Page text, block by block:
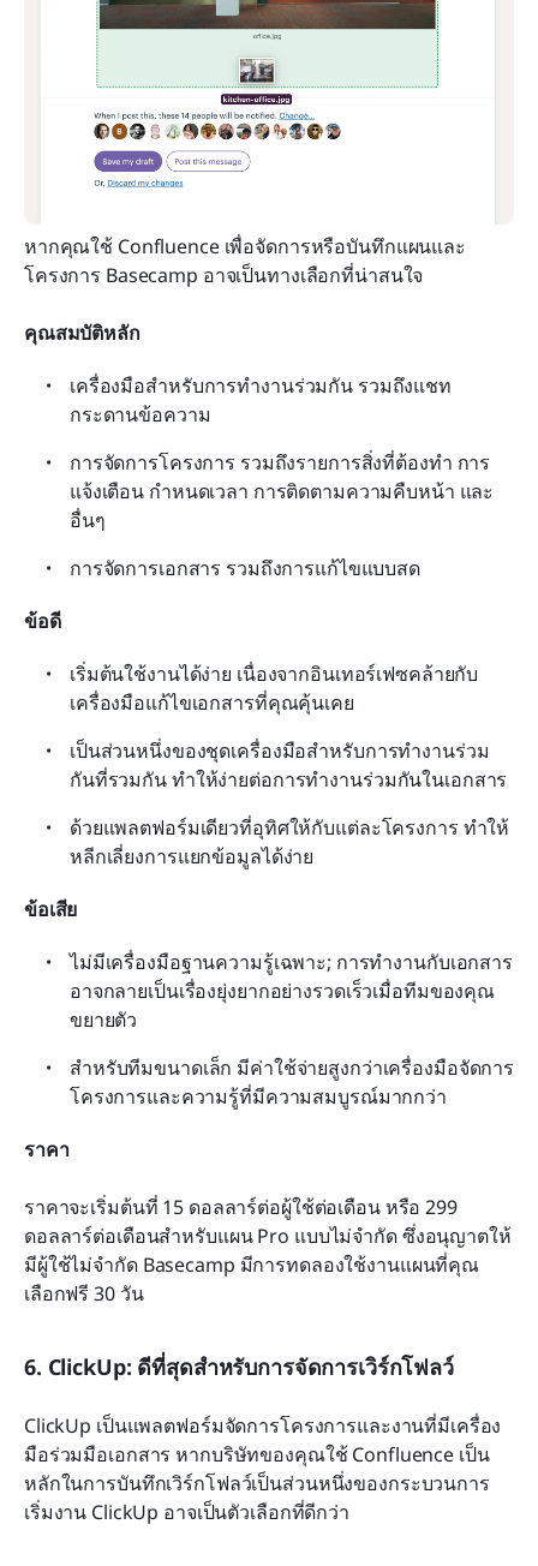
หากคุณใช้ Confluence เพื่อจัดการหรือบันทึกแผนและ
โครงการ Basecamp อาจเป็นทางเลือกที่น่าสนใจ
คุณสมบัติหลัก
เครื่องมือสำหรับการทำงานร่วมกัน รวมถึงแชท
กระดานข้อความ
การจัดการโครงการ รวมถึงรายการสิ่งที่ต้องทำ การ
แจ้งเตือน กำหนดเวลา การติดตามความคืบหน้า และ
อื่นๆ
การจัดการเอกสาร รวมถึงการแก้ไขแบบสด
ข้อดี
เริ่มต้นใช้งานได้ง่าย เนื่องจากอินเทอร์เฟซคล้ายกับ
เครื่องมือแก้ไขเอกสารที่คุณคุ้นเคย
เป็นส่วนหนึ่งของชุดเครื่องมือสำหรับการทำงานร่วม
กันที่รวมกัน ทำให้ง่ายต่อการทำงานร่วมกันในเอกสาร
ด้วยแพลตฟอร์มเดียวที่อุทิศให้กับแต่ละโครงการ ทำให้
หลีกเลี่ยงการแยกข้อมูลได้ง่าย
ข้อเสีย
ไม่มีเครื่องมือฐานความรู้เฉพาะ; การทำงานกับเอกสาร
อาจกลายเป็นเรื่องยุ่งยากอย่างรวดเร็วเมื่อทีมของคุณ
ขยายตัว
สำหรับทีมขนาดเล็ก มีค่าใช้จ่ายสูงกว่าเครื่องมือจัดการ
โครงการและความรู้ที่มีความสมบูรณ์มากกว่า
ราคา
ราคาจะเริ่มต้นที่ 15 ดอลลาร์ต่อผู้ใช้ต่อเดือน หรือ 299
ดอลลาร์ต่อเดือนสำหรับแผน Pro แบบไม่จำกัด ซึ่งอนุญาตให้
มีผู้ใช้ไม่จำกัด Basecamp มีการทดลองใช้งานแผนที่คุณ
เลือกฟรี 30 วัน
6. ClickUp: ดีที่สุดสำหรับการจัดการเวิร์กโฟลว์
ClickUp เป็นแพลตฟอร์มจัดการโครงการและงานที่มีเครื่อง
มือร่วมมือเอกสาร หากบริษัทของคุณใช้ Confluence เป็น
หลักในการบันทึกเวิร์กโฟลว์เป็นส่วนหนึ่งของกระบวนการ
เริ่มงาน ClickUp อาจเป็นตัวเลือกที่ดีกว่า